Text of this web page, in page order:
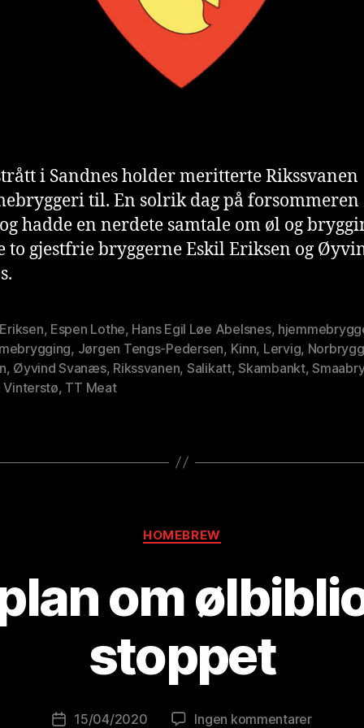
i Sandnes holder meritterte Rikssvanen
til. En solrik dag på forsommeren
hadde en nerdete samtale om øl og
to gjestfrie bryggerne Eskil Eriksen og
, Espen Lothe, Hans Egil Løe Abelsnes,
, Jørgen Tengs-Pedersen, Kinn, Lervig, Norbrygg
, Øyvind Svanæs, Rikssvanen, Salikatt,Skambankt,
Vinterstø, TT Meat
Kategorier
HOMEBREW
om
stoppet
Innleggsforfatter
A
v
r
e
Publiseringsdato
15/04/2020 Ingen kommentarertil